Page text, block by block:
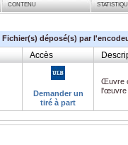
CONTENU
Fichier(s) déposé(s) par
Accès
Demander un
tiré à part
Œuvre
l'œuvre